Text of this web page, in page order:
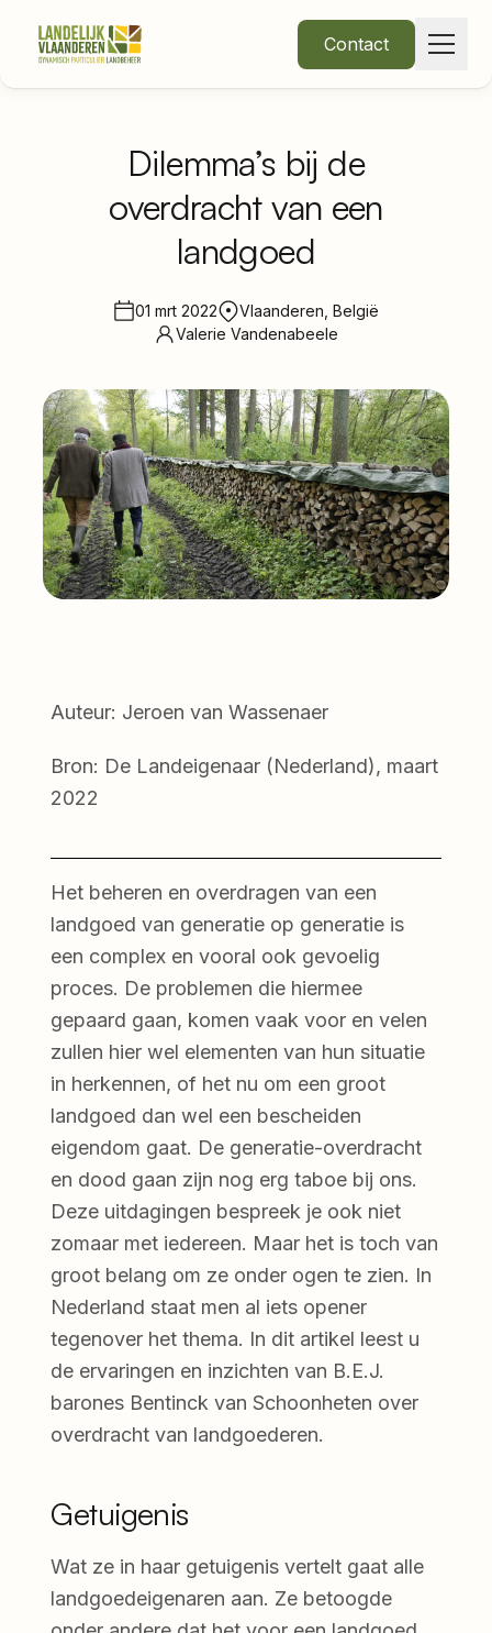
Contact
Nieuws
Word lidInloggen
Dilemma’s bij de
overdracht van een
landgoed
01 mrt 2022
Vlaanderen, België
Valerie Vandenabeele
Auteur: Jeroen van Wassenaer
Bron: De Landeigenaar (Nederland), maart
2022
Het beheren en overdragen van een
landgoed van generatie op generatie is
een complex en vooral ook gevoelig
proces. De problemen die hiermee
gepaard gaan, komen vaak voor en velen
zullen hier wel elementen van hun situatie
in herkennen, of het nu om een groot
landgoed dan wel een bescheiden
eigendom gaat. De generatie-overdracht
en dood gaan zijn nog erg taboe bij ons.
Deze uitdagingen bespreek je ook niet
zomaar met iedereen. Maar het is toch van
groot belang om ze onder ogen te zien. In
Nederland staat men al iets opener
tegenover het thema. In dit artikel leest u
de ervaringen en inzichten van B.E.J.
barones Bentinck van Schoonheten over
overdracht van landgoederen.
Getuigenis
Wat ze in haar getuigenis vertelt gaat alle
landgoedeigenaren aan. Ze betoogde